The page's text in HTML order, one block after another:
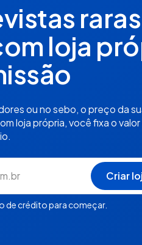
loja
ou no sebo, o preço da
loja própria, você fixa o
de crédito para começar.